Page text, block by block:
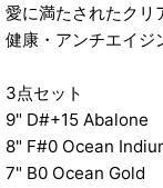
愛に満たされたクリ
健康・アンチエイジ
3点セット
9" D#+15 Abalone
8" F#0 Ocean
7" B0 Ocean Gold